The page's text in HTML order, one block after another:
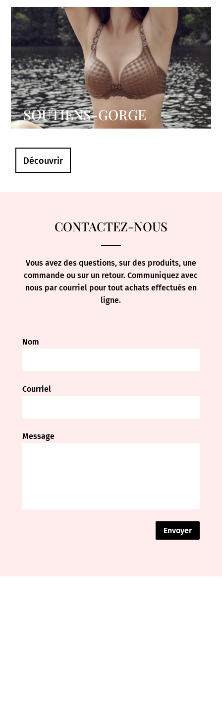
SOUTIENS-GORGE
Découvrir
CONTACTEZ-NOUS
Vous avez des questions, sur des produits, une
commande ou sur un retour. Communiquez avec
nous par courriel pour tout achats effectués en
ligne.
Nom
Courriel
Message
Envoyer